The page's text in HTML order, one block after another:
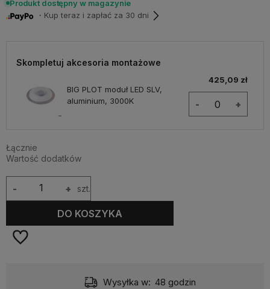
Produkt dostępny w magazynie
・Kup teraz i zapłać za 30 dni
Skompletuj akcesoria montażowe
BIG PLOT moduł LED SLV,
aluminium, 3000K
425,09 zł
- +
Łącznie
Wartość dodatków
+
- szt.
DO KOSZYKA
Wysyłka w: 48 godzin